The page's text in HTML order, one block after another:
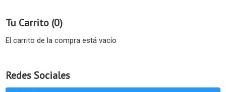
Tu Carrito (0)
El carrito de la compra está vacío
Redes Sociales